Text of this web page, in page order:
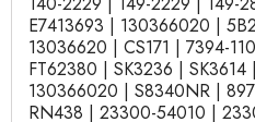
E7413693 | 130366020 |
13036620 | CS171 | 7394-
FT62380 | SK3236 |
130366020 | S8340NR |
RN438 | 23300-54010 |